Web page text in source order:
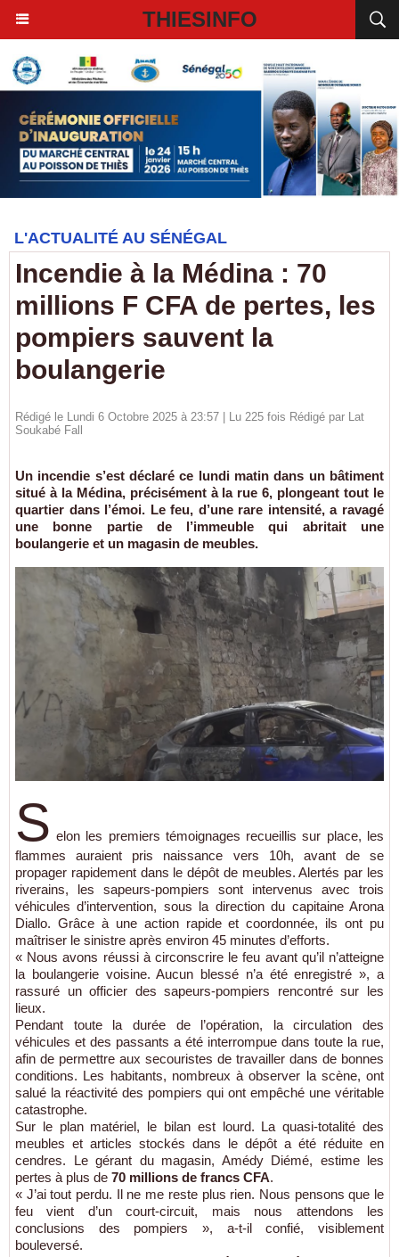
THIESINFO
L'ACTUALITÉ AU SÉNÉGAL
Incendie à la Médina : 70
millions F CFA de pertes, les
pompiers sauvent la
boulangerie
Rédigé le Lundi 6 Octobre 2025 à 23:57 | Lu 225 fois Rédigé par Lat
Soukabé Fall
Un incendie s’est déclaré ce lundi matin dans un bâtiment
situé à la Médina, précisément à la rue 6, plongeant tout le
quartier dans l’émoi. Le feu, d’une rare intensité, a ravagé
une bonne partie de l’immeuble qui abritait une
boulangerie et un magasin de meubles.
S elon les premiers témoignages recueillis sur place, les
flammes auraient pris naissance vers 10h, avant de se
propager rapidement dans le dépôt de meubles. Alertés par les
riverains, les sapeurs-pompiers sont intervenus avec trois
véhicules d’intervention, sous la direction du capitaine Arona
Diallo. Grâce à une action rapide et coordonnée, ils ont pu
maîtriser le sinistre après environ 45 minutes d’efforts.
« Nous avons réussi à circonscrire le feu avant qu’il n’atteigne
la boulangerie voisine. Aucun blessé n’a été enregistré », a
rassuré un officier des sapeurs-pompiers rencontré sur les
lieux.
Pendant toute la durée de l’opération, la circulation des
véhicules et des passants a été interrompue dans toute la rue,
afin de permettre aux secouristes de travailler dans de bonnes
conditions. Les habitants, nombreux à observer la scène, ont
salué la réactivité des pompiers qui ont empêché une véritable
catastrophe.
Sur le plan matériel, le bilan est lourd. La quasi-totalité des
meubles et articles stockés dans le dépôt a été réduite en
cendres. Le gérant du magasin, Amédy Diémé, estime les
pertes à plus de 70 millions de francs CFA.
« J’ai tout perdu. Il ne me reste plus rien. Nous pensons que le
feu vient d’un court-circuit, mais nous attendons les
conclusions des pompiers », a-t-il confié, visiblement
bouleversé.